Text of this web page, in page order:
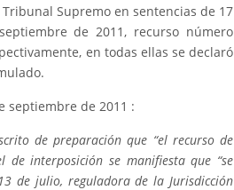
Supremo en sentencias de 17
de 2011, recurso número
en todas ellas se declaró
septiembre de 2011 :
de preparación que “el recurso de
interposición se manifiesta que “se
de julio, reguladora de la Jurisdicción